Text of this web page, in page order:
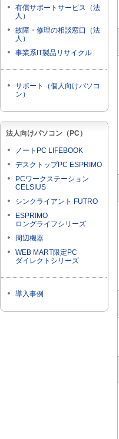
有償サポートサービス（法
人）
故障・修理の相談窓口（法
人）
事業系IT製品リサイクル
サポート（個人向けパソコ
ン）
法人向けパソコン（PC）
ノートPC LIFEBOOK
デスクトップPC ESPRIMO
PCワークステーション
CELSIUS
シンクライアント FUTRO
ESPRIMO
ロングライフシリーズ
周辺機器
WEB MART限定PC
ダイレクトシリーズ
導入事例